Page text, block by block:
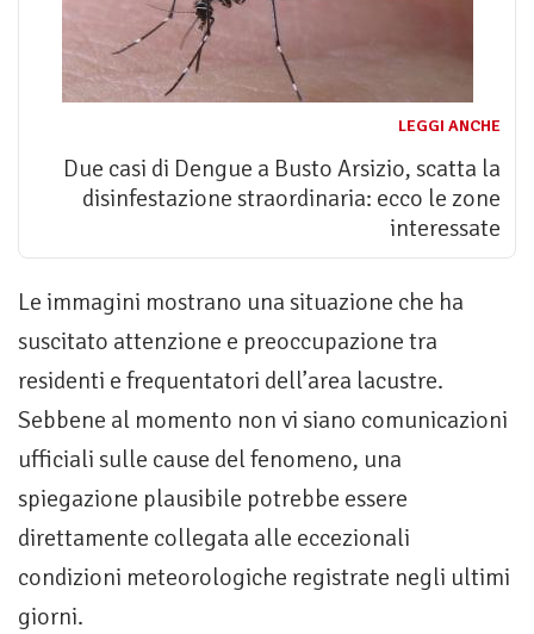
LEGGI ANCHE
Due casi di Dengue a Busto Arsizio, scatta la
disinfestazione straordinaria: ecco le zone
interessate
Le immagini mostrano una situazione che ha
suscitato attenzione e preoccupazione tra
residenti e frequentatori dell’area lacustre.
Sebbene al momento non vi siano comunicazioni
ufficiali sulle cause del fenomeno, una
spiegazione plausibile potrebbe essere
direttamente collegata alle eccezionali
condizioni meteorologiche registrate negli ultimi
giorni.